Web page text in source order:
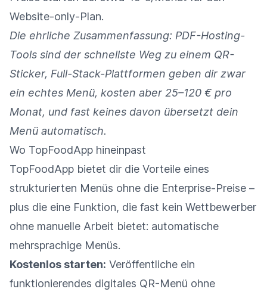
Website-only-Plan.
Die ehrliche Zusammenfassung: PDF-Hosting-
Tools sind der schnellste Weg zu einem QR-
Sticker, Full-Stack-Plattformen geben dir zwar
ein echtes Menü, kosten aber 25–120 € pro
Monat, und fast keines davon übersetzt dein
Menü automatisch.
Wo TopFoodApp hineinpast
TopFoodApp bietet dir die Vorteile eines
strukturierten Menüs ohne die Enterprise-Preise –
plus die eine Funktion, die fast kein Wettbewerber
ohne manuelle Arbeit bietet: automatische
mehrsprachige Menüs.
Kostenlos starten: Veröffentliche ein
funktionierendes digitales QR-Menü ohne